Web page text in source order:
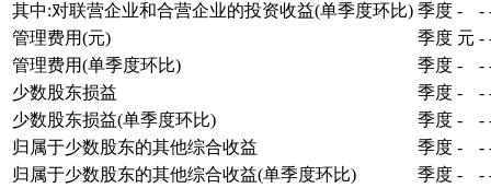
其中:对联营企业和合营企业的投资收益(单季度环比) 季度 - -
管理费用(元)
季度 元 -
管理费用(单季度环比)
季度 - -
少数股东损益
季度 - -
少数股东损益(单季度环比)
季度 - -
归属于少数股东的其他综合收益
季度 - -
归属于少数股东的其他综合收益(单季度环比)
季度 - -